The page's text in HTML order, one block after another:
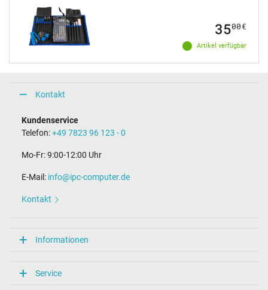
Artikel verfügbar
3500€
Kontakt
Kundenservice
Telefon:+49 7823 96 123 - 0
Mo-Fr: 9:00-12:00 Uhr
E-Mail: info@ipc-computer.de
Kontakt
Informationen
Service